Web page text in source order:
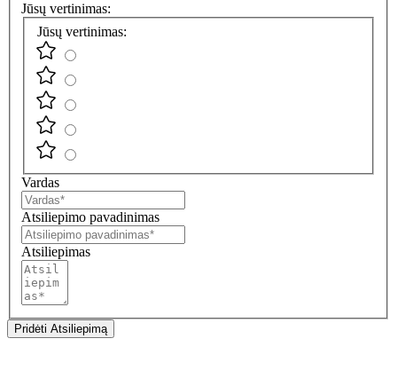
Jūsų vertinimas:
Jūsų vertinimas:
Vardas
Atsiliepimo pavadinimas
Atsiliepimas
Pridėti Atsiliepimą